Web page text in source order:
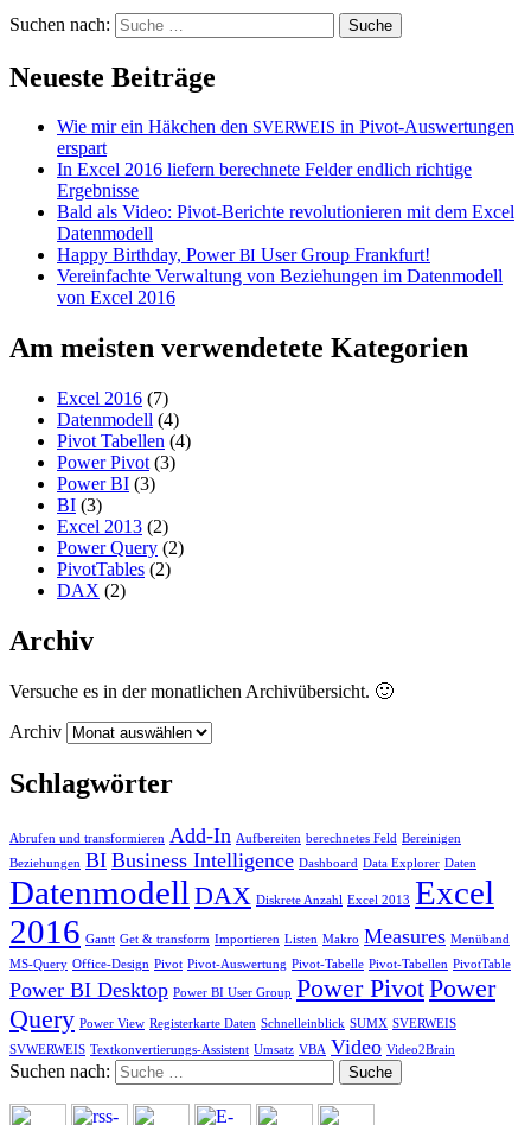
Suchen nach:
Neueste Beiträge
Wie mir ein Häkchen den SVERWEIS in Pivot-Auswertungen
erspart
In Excel 2016 liefern berechnete Felder endlich richtige
Ergebnisse
Bald als Video: Pivot-Berichte revolutionieren mit dem Excel
Datenmodell
Happy Birthday, PowerBI User Group Frankfurt!
Vereinfachte Verwaltung von Beziehungen im Datenmodell
von Excel 2016
Am meisten verwendetete Kategorien
Excel 2016 (7)
Datenmodell (4)
Pivot Tabellen (4)
Power Pivot (3)
Power BI (3)
BI (3)
Excel 2013 (2)
Power Query (2)
PivotTables (2)
DAX (2)
Archiv
Versuche es in der monatlichen Archivübersicht. 🙂
Archiv
Schlagwörter
Abrufen und transformieren Add-In Aufbereiten berechnetes Feld Bereinigen
Beziehungen BI Business Intelligence Dashboard Data Explorer Daten
Datenmodell DAX Diskrete Anzahl Excel 2013 Excel
2016 Gantt Get & transform Importieren Listen Makro Measures Menüband
MS-Query Office-Design Pivot Pivot-Auswertung Pivot-Tabelle Pivot-Tabellen PivotTable
Power BI Desktop Power BI User Group Power PivotPower
Query Power View Registerkarte Daten Schnelleinblick SUMX SVERWEIS
SVWERWEIS Textkonvertierungs-Assistent Umsatz VBA Video Video2Brain
Suchen nach: